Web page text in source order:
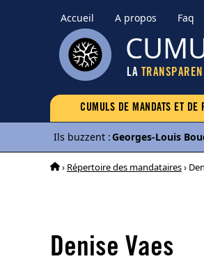
Accueil A propos Faq
LA
CUMULS DE MANDATS ET DE
Ils buzzent :Georges-Louis
› Répertoire des mandataires›
Denise Vaes